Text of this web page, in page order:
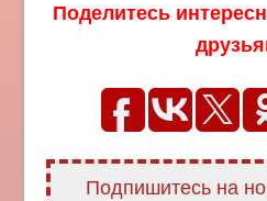
Поделитесь
Подпишитесь на